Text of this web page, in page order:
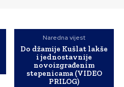
Naredna vijest
Do džamije Kušlat lakše
i jednostavnije
novoizgrađenim
stepenicama (VIDEO
PRILOG)